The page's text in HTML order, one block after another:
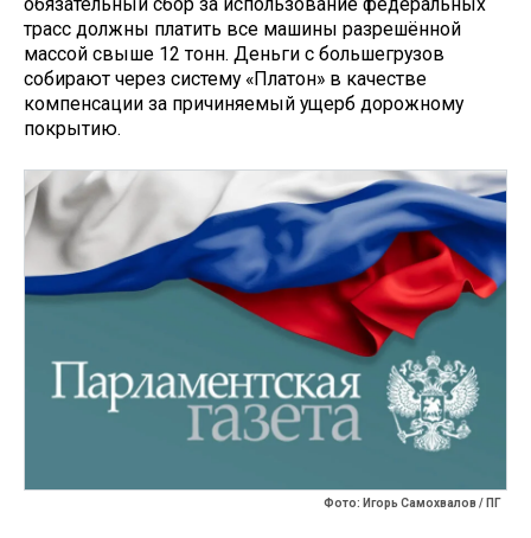
трасс должны платить все машины разрешённой
массой свыше 12 тонн. Деньги с большегрузов
собирают через систему «Платон» в качестве
компенсации за причиняемый ущерб дорожному
покрытию.
Фото: Игорь Самохвалов / ПГ